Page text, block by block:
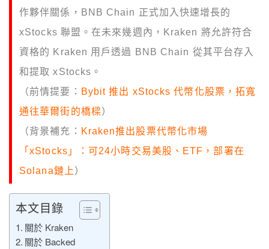
作夥伴關係，BNB Chain 正式加入快速增長的
xStocks 聯盟。在未來幾週內，Kraken 將允許符合
資格的 Kraken 用戶透過 BNB Chain 從其平台存入
和提取 xStocks。
（前情提要： Bybit 推出 xStocks 代幣化股票，拓寬
通往華爾街的橋樑）
（背景補充： Kraken推出股票代幣化市場
「xStocks」：可24小時交易美股、ETF，部署在
Solana鏈上 ）
本文目錄
關於 Kraken
關於 Backed